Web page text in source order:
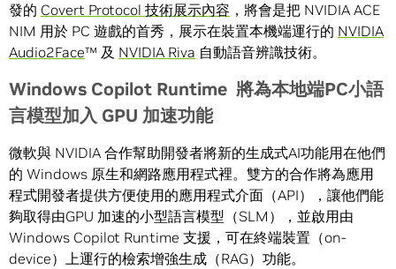
發的 Covert Protocol 技術展示內容 ，將會是把 NVIDIA ACE
NIM 用於 PC 遊戲的首秀 ， 展示在裝置本機端運行的 NVIDIA
Audio2Face™ 及 NVIDIA Riva 自動語音辨識技術。
Windows Copilot Runtime 將為本地端PC小語
言模型加入 GPU 加速功能
微軟與 NVIDIA 合作幫助開發者將新的生成式AI功能用在他們
的 Windows 原生和網路應用程式裡。雙方的合作將為應用
程式開發者提供方便使用的應用程式介面（API），讓他們能
夠取得由GPU 加速的小型語言模型（SLM）， 並啟用由
Windows Copilot Runtime 支援，可在終端裝置 （on-
device） 上運行的檢索增強生成 （RAG） 功能。